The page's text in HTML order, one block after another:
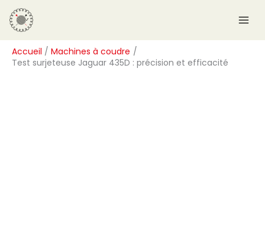
Aller
au
contenu
Accueil
Machines à coudre
Test surjeteuse Jaguar 435D : précision et efficacité
R
e
c
h